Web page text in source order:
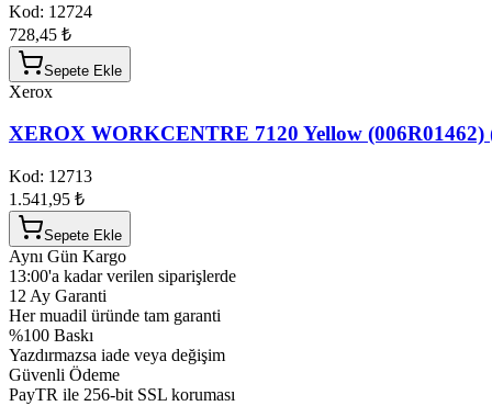
Kod: 12724
728,45 ₺
Sepete Ekle
Xerox
XEROX WORKCENTRE 7120 Yellow (006R01462)
Kod: 12713
1.541,95 ₺
Sepete Ekle
Aynı Gün Kargo
13:00'a kadar verilen siparişlerde
12 Ay Garanti
Her muadil üründe tam garanti
%100 Baskı
Yazdırmazsa iade veya değişim
Güvenli Ödeme
PayTR ile 256-bit SSL koruması